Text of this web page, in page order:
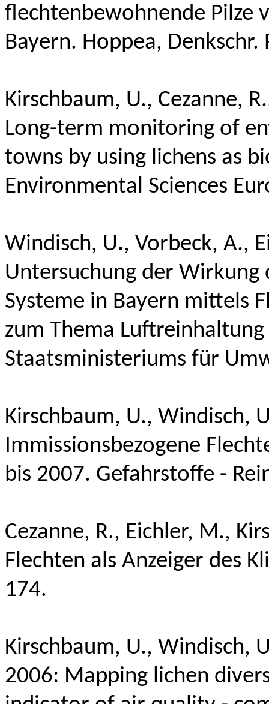
flechtenbewohnende Pilze
Bayern. Hoppea, Denkschr.
Kirschbaum, U., Cezanne,
Long-term monitoring of
towns by using lichens as
Environmental Sciences
Windisch, U., Vorbeck, A.,
Untersuchung der Wirkung
Systeme in Bayern mittels
zum Thema Luftreinhaltung
Staatsministeriums für
Kirschbaum, U., Windisch,
Immissionsbezogene
bis 2007. Gefahrstoffe -
Cezanne, R., Eichler, M.,
Flechten als Anzeiger des
174.
Kirschbaum, U., Windisch,
2006: Mapping lichen